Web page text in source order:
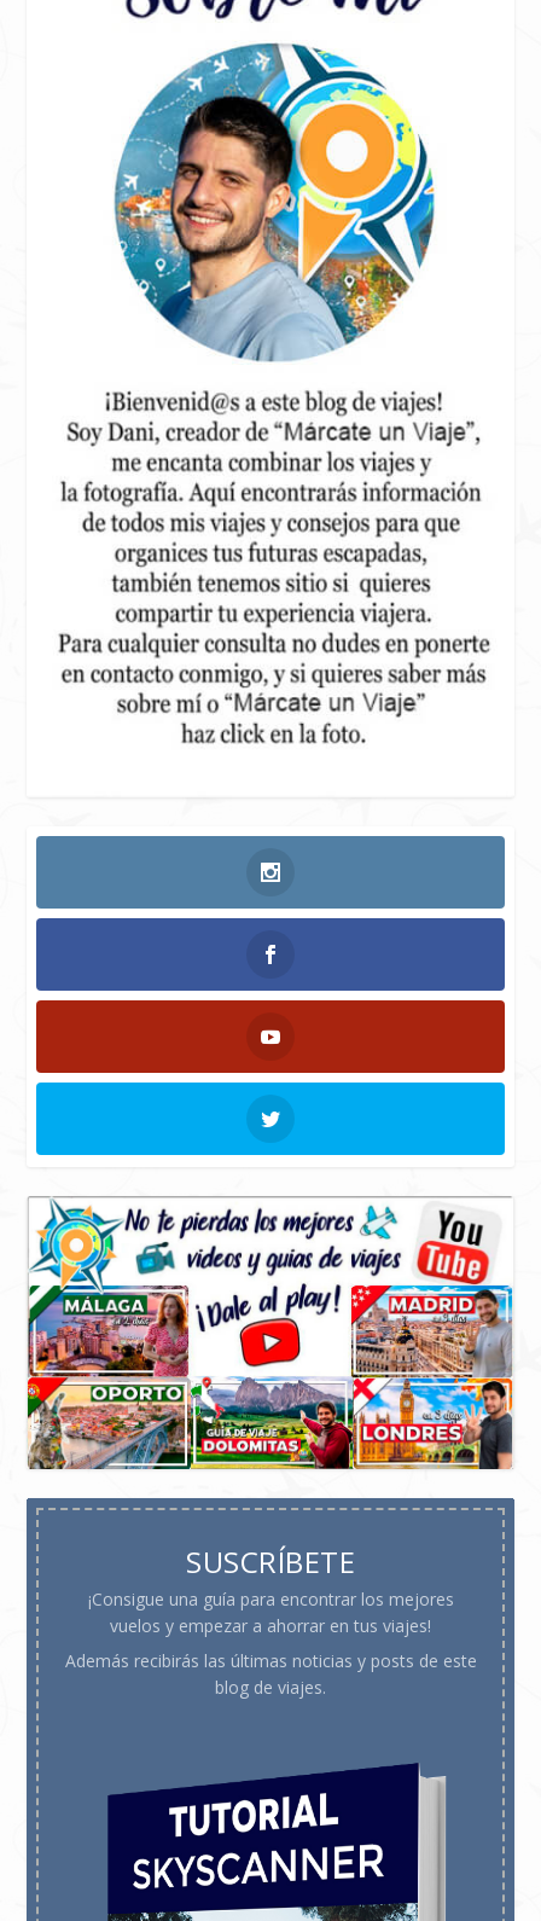
SUSCRÍBETE
¡Consigue una guía para encontrar los mejores
vuelos y empezar a ahorrar en tus viajes!
Además recibirás las últimas noticias y posts de este
blog de viajes.